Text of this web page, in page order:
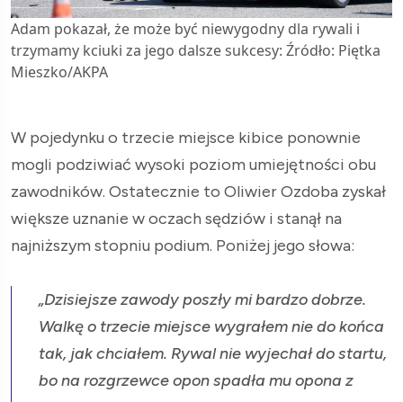
Adam pokazał, że może być niewygodny dla rywali i
trzymamy kciuki za jego dalsze sukcesy: Źródło: Piętka
Mieszko/AKPA
W pojedynku o trzecie miejsce kibice ponownie
mogli podziwiać wysoki poziom umiejętności obu
zawodników. Ostatecznie to Oliwier Ozdoba zyskał
większe uznanie w oczach sędziów i stanął na
najniższym stopniu podium. Poniżej jego słowa:
„Dzisiejsze zawody poszły mi bardzo dobrze.
Walkę o trzecie miejsce wygrałem nie do końca
tak, jak chciałem. Rywal nie wyjechał do startu,
bo na rozgrzewce opon spadła mu opona z